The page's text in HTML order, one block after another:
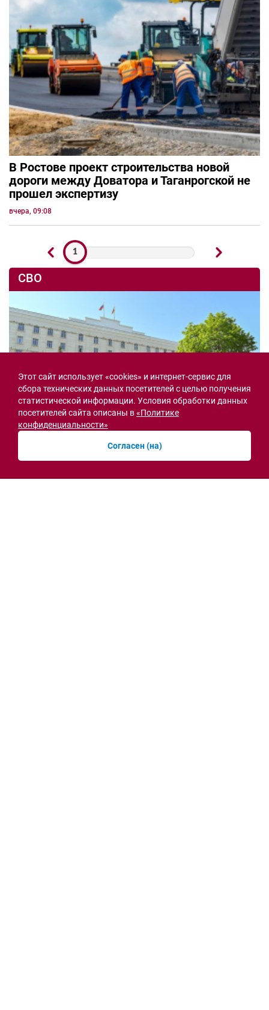
В Ростове проект строительства новой
дороги между Доватора и Таганрогской не
прошел экспертизу
вчера, 09:08
1
СВО
Этот сайт использует «cookies» и интернет-сервис для
сбора технических данных посетителей с целью получения
статистической информации. Условия обработки данных
посетителей сайта описаны в«Политике
конфиденциальности»
Согласен (на)